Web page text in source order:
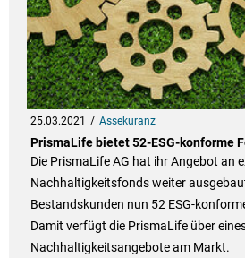
25.03.2021 Assekuranz
PrismaLife bietet 52-ESG-konforme
Die PrismaLife AG hat ihr Angebot an
Nachhaltigkeitsfonds weiter
Bestandskunden nun 52 ESG-
Damit verfügt die PrismaLife über
Nachhaltigkeitsangebote am Markt.